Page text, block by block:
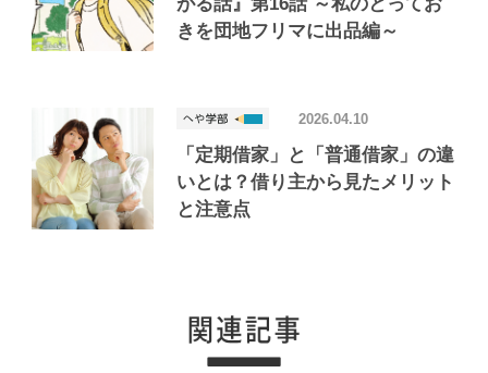
きを団地フリマに出品編～
「定期借家」と「普通借家」の違
いとは？借り主から見たメリット
と注意点
2026.04.10